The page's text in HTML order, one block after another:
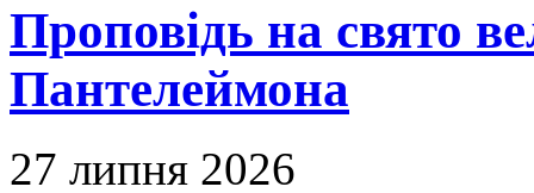
Проповідь на свято
Пантелеймона
27 липня 2026